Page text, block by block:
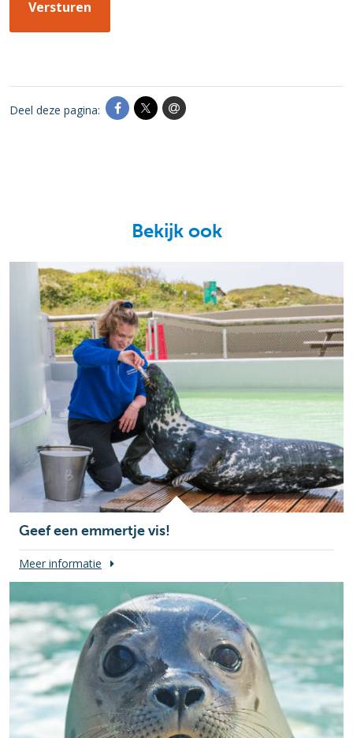
Deel deze pagina:
Bekijk ook
Geef een emmertje vis!
Meer informatie